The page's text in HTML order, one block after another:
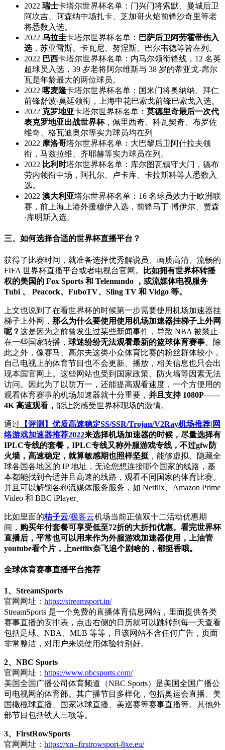
2022 瑞士卡塔尔世界杯名单：门兴门将索默、曼城后卫
阿坎吉、阿森纳中场扎卡、芝加哥火焰前锋沙奇里等老
将悉数入选。
2022 乌拉圭卡塔尔世界杯名单： 巴萨后卫阿劳霍带伤入
选，苏亚雷斯、卡瓦尼、努涅斯、巴尔韦德等皆在列。
2022 巴西卡塔尔世界杯名单：内马尔领衔锋线，12 名英
超球员入选，39 岁老将阿尔维斯与 38 岁的蒂亚戈-席尔
瓦是年龄最大的两位球员。
2022 喀麦隆卡塔尔世界杯名单：国米门将奥纳纳、拜仁
前锋舒波·莫廷领衔，上海申花巴索戈前锋巴索戈入选。
2022 克罗地亚卡塔尔世界杯名单： 莫德里奇最后一次代
表克罗地亚出战世界杯，佩里西奇、科瓦契奇、布罗佐
维奇、格瓦迪奥尔等实力球员均在列
2022 摩洛哥塔尔世界杯名单：大巴黎后卫阿什拉夫领
衔，马兹拉维、齐耶赫等实力球员在列。
2022 比利时塔尔世界杯名单：库尔图瓦镇守大门，德布
劳内领衔中场，阿扎尔、卢卡库、卡拉斯科等人悉数入
选。
2022 澳大利亚塔尔世界杯名单：16 名球员效力于欧洲联
赛，前上海上港外援穆伊入选，前锋马丁·博伊尔、贾森
·库明斯入选。
三、如何选择合适的世界杯直播平台？
获得了比赛时间，就准备选择优秀解说员、画质高清、流畅的
FIFA 世界杯直播平台或者电视台官网。
比如拥有世界杯转播
权的美国的 Fox Sports 和 Telemundo ，或流媒体电视服务
Tubi 、 Peacock、FuboTV、Sling TV 和 Vidgo 等。
上文也说到了在看世界杯的时候第一步需要使用机场加速器挂
梯子上外网， 那么为什么要使用使用机场加速器挂梯子上外网
呢？这是因为之前曾发生过某些新闻事件，导致 NBA 被禁止
在一些国家转播， 球迷纷纷无法观看最新的篮球体育赛事。除
此之外，像赛马、高尔夫这类小众体育比赛的粉丝群体较小，
自己电视上的体育节目也不会更新、播放，相关信息也只会出
现本国官网上。这些网站也受到国家政策、防火墙等因素无法
访问。因此为了以防万一，还能提高观看速度，一个方便用的
观看体育赛事的机场加速器就十分重要， 并且支持 1080P——
4K 高速观看， 能让您感受世界杯现场的激情。
通过 【评测】优质高速稳定SS/SSR/Trojan/V2Ray机场推荐|网
络游戏加速器推荐2022来选择机场加速器的时候，尽量选择有
IPLC专线的套餐，IPLC专线又称外服游戏专线，不过gfw防
火墙，高速稳定，就算敏感期也照样坚挺 ，能够虚拟、隐藏全
球各国各地区的 IP 地址，无论您想连接哪个国家的线路，基
本都能找到合适并且高速的线路，观看不同国家的体育比赛。
并且可以解锁各种流媒体服务服务，如 Netflix、Amazon Prime
Video 和 BBC iPlayer。
比如里面的桔子云/极客云机场当前正值双十二活动优惠期
间， 购买年付套餐可享受低至72折的大折扣优惠。看完世界杯
直播后，平常也可以用来作为外服游戏加速器使用，上油管
youtube看个片，上netflix奈飞追个剧啥的，都挺香哦。
全球体育赛事直播平台推荐
1、StreamSports
官网网址： https://streamsport.in/
StreamSports 是一个免费的直播体育信息网站，里面提供各类
赛事直播的安排表，点击右侧的日历就可以跳转到每一天查看
包括足球、NBA、MLB 等等，且该网站不含任何广告，页面
非常整洁，对用户来说使用体验特别好。
2、NBC Sports
官网网址： https://www.nbcsports.com/
美国全国广播公司体育频道（NBC Sports）是美国全国广播公
司电视网的体育部。其广播节目多样化，包括奥运会直播、美
国橄榄球直播、国家冰球直播、美巡赛等赛事直播等。其他外
部节目包括铁人三项等。
3、FirstRowSports
官网网址： https://xn--firstrowsport-8xe.eu/